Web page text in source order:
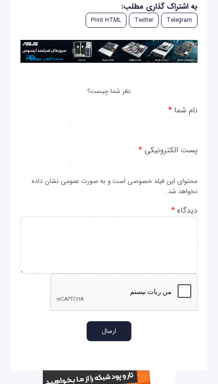
به اشتراک گذاری مطلب:
Telegram
Twitter
Print HTML
نظر شما چیست؟
نام شما*
پست الکترونیکی*
محتوای این فیلد خصوصی است و به صورت عمومی نشان داده
نخواهد شد.
دیدگاه*